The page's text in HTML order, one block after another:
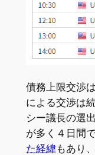
債務上限交渉
による交渉は
シー議長の選
が多く４日間
た経緯もあり